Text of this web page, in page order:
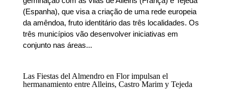
(Espanha), que visa a criação de uma rede europeia
da amêndoa, fruto identitário das três localidades. Os
três municípios vão desenvolver iniciativas em
conjunto nas áreas...
Las Fiestas del Almendro en Flor impulsan el
hermanamiento entre Alleins, Castro Marim y Tejeda